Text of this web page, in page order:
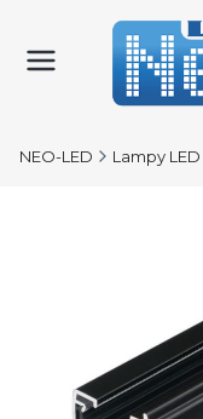
NEO-LED Lampy LED